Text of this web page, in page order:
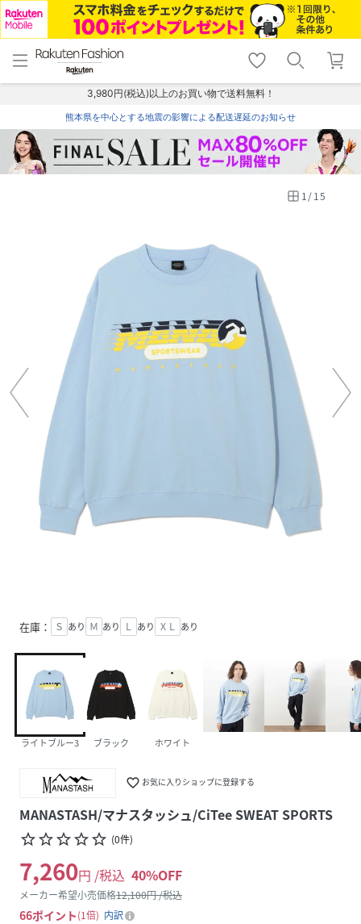
menu home
トップ
shopping_cart lock_outline
ログイン
3,980円(税込)以上のお買い物で送料無料！
熊本県を中心とする地震の影響による配送遅延のお知らせ
1/15
在庫： Ｓ あり Ｍ あり Ｌ あり ＸＬ あり
ライトブルー3 ブラック ホワイト
favorite_border お気に入りショップに登録する
MANASTASH/マナスタッシュ/CiTee SWEAT SPORTS
star_borderstar_borderstar_borderstar_borderstar_border (0件)
7,260円 /税込 40%OFF
メーカー希望小売価格12,100円 /税込
66ポイント 1倍
内訳